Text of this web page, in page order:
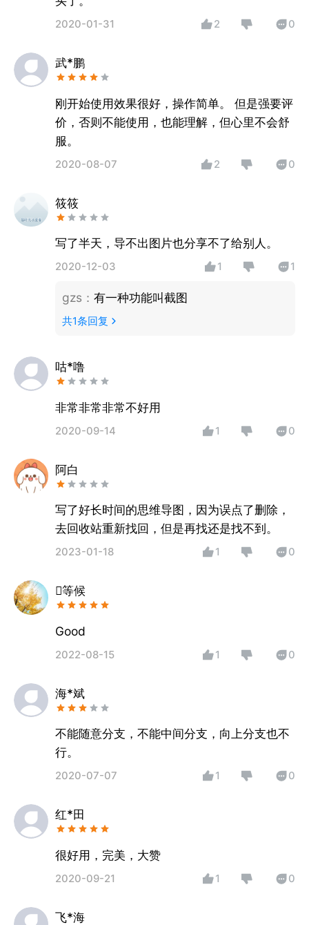
2020-01-31 2 0
武*鹏
刚开始使用效果很好，操作简单。 但是强要评
价，否则不能使用，也能理解，但心里不会舒
服。
2020-08-07 2 0
筱筱
写了半天，导不出图片也分享不了给别人。
2020-12-03 1 1
gzs ： 有一种功能叫截图
共1条回复
咕*噜
非常非常非常不好用
2020-09-14 1 0
阿白
写了好长时间的思维导图，因为误点了删除，
去回收站重新找回，但是再找还是找不到。
2023-01-18 1 0
等候
Good
2022-08-15 1 0
海*斌
不能随意分支，不能中间分支，向上分支也不
行。
2020-07-07 1 0
红*田
很好用，完美，大赞
2020-09-21 1 0
飞*海